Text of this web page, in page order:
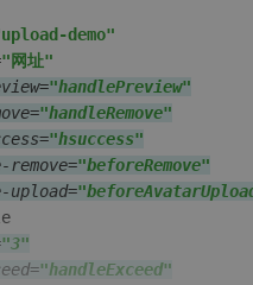
demo"
"网址"
"handlePreview"
"handleRemove"
"hsuccess"
"beforeRemove"
upload=
"3"
"handleExceed"